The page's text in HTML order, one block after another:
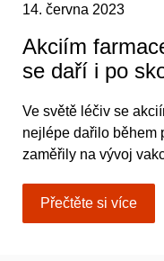
14. června 2023
Akciím
se daří i po
Ve světě léčiv se
nejlépe dařilo během
zaměřily na vývoj
Přečtěte si více